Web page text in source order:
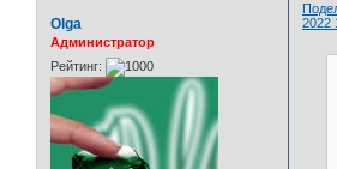
2022
Olga
Администратор
Рейтинг: